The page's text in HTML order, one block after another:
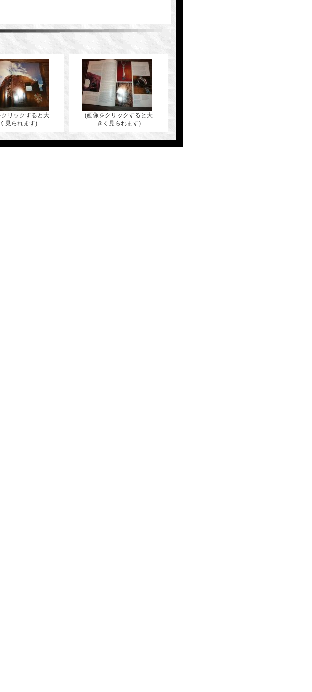
リックすると大
見られます)
(画像をクリックすると大
きく見られます)